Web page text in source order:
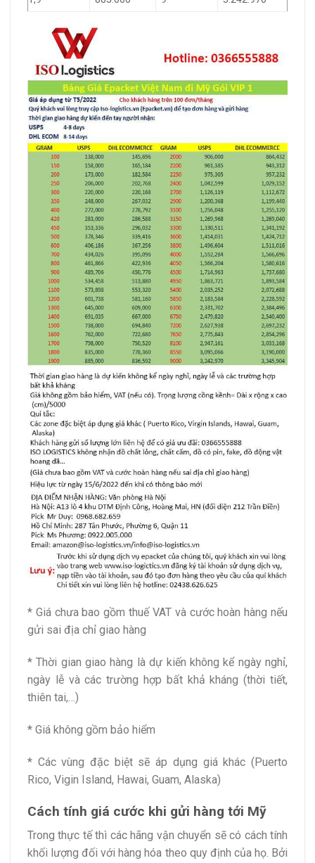
* Giá chưa bao gồm thuế VAT và cước hoàn hàng nếu
gửi sai địa chỉ giao hàng
* Thời gian giao hàng là dự kiến không kể ngày nghỉ,
ngày lễ và các trường hợp bất khả kháng (thời tiết,
thiên tai,…)
* Giá không gồm bảo hiểm
* Các vùng đặc biệt sẽ áp dụng giá khác (Puerto
Rico, Vigin Island, Hawai, Guam, Alaska)
Cách tính giá cước khi gửi hàng tới Mỹ
Trong thực tế thì các hãng vận chuyển sẽ có cách tính
khối lượng đối với hàng hóa theo quy định của họ. Bởi